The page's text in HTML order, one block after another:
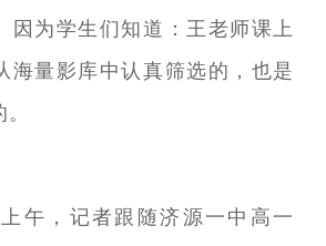
因为学生们知道：王老师课上
海量影库中认真筛选的，也是
午，记者跟随济源一中高一